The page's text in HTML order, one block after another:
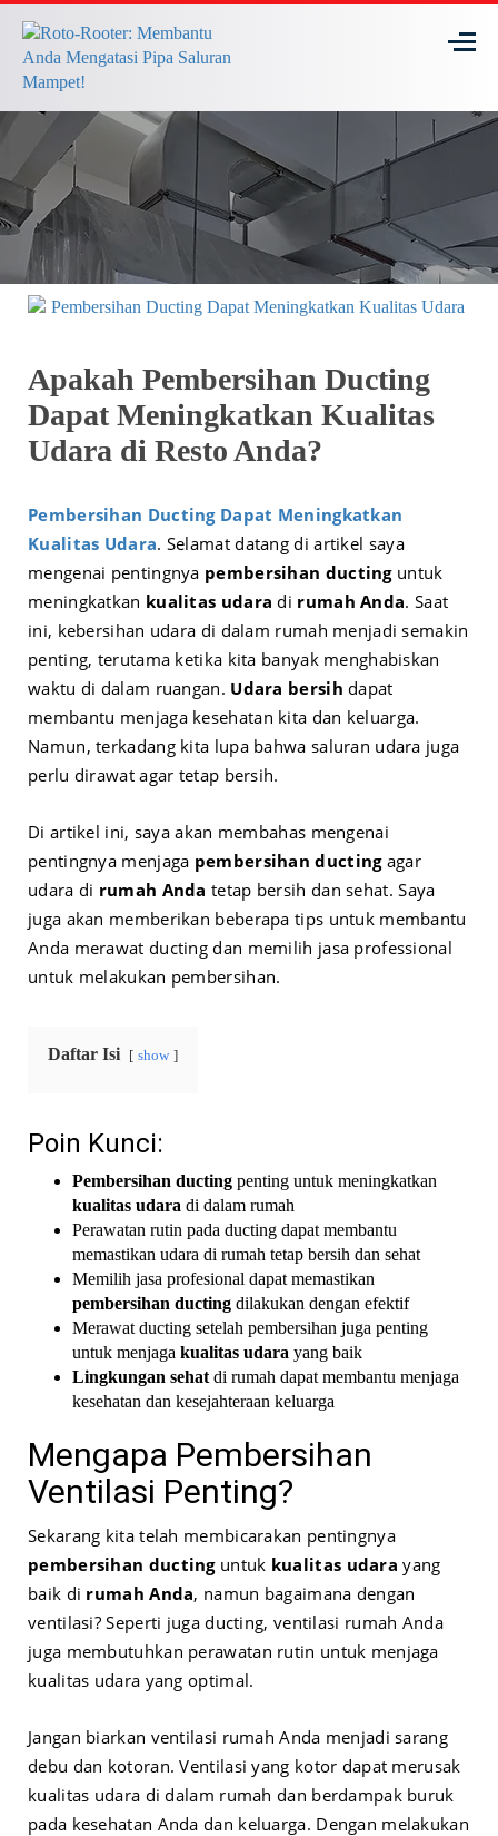
Apakah Pembersihan Ducting
Dapat Meningkatkan Kualitas
Udara di Resto Anda?
Pembersihan Ducting Dapat Meningkatkan
Kualitas Udara. Selamat datang di artikel saya
mengenai pentingnya pembersihan ductinguntuk
meningkatkan kualitas udara di rumah Anda. Saat
ini, kebersihan udara di dalam rumah menjadi semakin
penting, terutama ketika kita banyak menghabiskan
waktu di dalam ruangan. Udara bersih dapat
membantu menjaga kesehatan kita dan keluarga.
Namun, terkadang kita lupa bahwa saluran udara juga
perlu dirawat agar tetap bersih.
Di artikel ini, saya akan membahas mengenai
pentingnya menjaga pembersihan ductingagar
udara di rumah Anda tetap bersih dan sehat. Saya
juga akan memberikan beberapa tips untuk membantu
Anda merawat ducting dan memilih jasa professional
untuk melakukan pembersihan.
Daftar Isi show
Poin Kunci:
Pembersihan ducting penting untuk meningkatkan
kualitas udara di dalam rumah
Perawatan rutin pada ducting dapat membantu
memastikan udara di rumah tetap bersih dan sehat
Memilih jasa profesional dapat memastikan
pembersihan ducting dilakukan dengan efektif
Merawat ducting setelah pembersihan juga penting
untuk menjaga kualitas udara yang baik
Lingkungan sehat di rumah dapat membantu menjaga
kesehatan dan kesejahteraan keluarga
Mengapa Pembersihan
Ventilasi Penting?
Sekarang kita telah membicarakan pentingnya
pembersihan ductinguntuk kualitas udara yang
baik di rumah Anda, namun bagaimana dengan
ventilasi? Seperti juga ducting, ventilasi rumah Anda
juga membutuhkan perawatan rutin untuk menjaga
kualitas udara yang optimal.
Jangan biarkan ventilasi rumah Anda menjadi sarang
debu dan kotoran. Ventilasi yang kotor dapat merusak
kualitas udara di dalam rumah dan berdampak buruk
pada kesehatan Anda dan keluarga. Dengan melakukan